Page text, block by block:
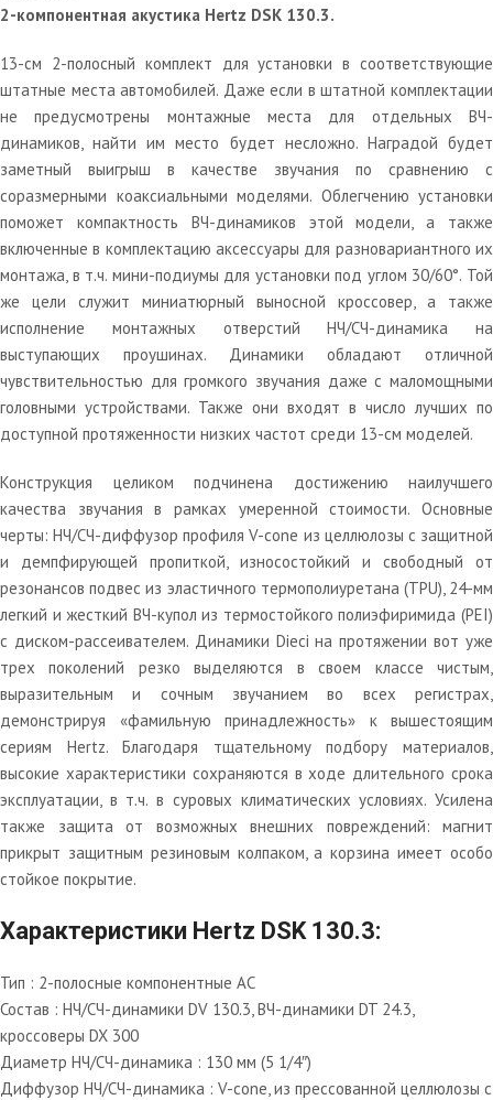
2-компонентная акустика Hertz DSK 130.3.
13-см 2-полосный комплект для установки в соответствующие
штатные места автомобилей. Даже если в штатной комплектации
не предусмотрены монтажные места для отдельных ВЧ-
динамиков, найти им место будет несложно. Наградой будет
заметный выигрыш в качестве звучания по сравнению с
соразмерными коаксиальными моделями. Облегчению установки
поможет компактность ВЧ-динамиков этой модели, а также
включенные в комплектацию аксессуары для разновариантного их
монтажа, в т.ч. мини-подиумы для установки под углом 30/60°. Той
же цели служит миниатюрный выносной кроссовер, а также
исполнение монтажных отверстий НЧ/СЧ-динамика на
выступающих проушинах. Динамики обладают отличной
чувствительностью для громкого звучания даже с маломощными
головными устройствами. Также они входят в число лучших по
доступной протяженности низких частот среди 13-см моделей.
Конструкция целиком подчинена достижению наилучшего
качества звучания в рамках умеренной стоимости. Основные
черты: НЧ/СЧ-диффузор профиля V-cone из целлюлозы с защитной
и демпфирующей пропиткой, износостойкий и свободный от
резонансов подвес из эластичного термополиуретана (TPU), 24-мм
легкий и жесткий ВЧ-купол из термостойкого полиэфиримида (PEI)
с диском-рассеивателем. Динамики Dieci на протяжении вот уже
трех поколений резко выделяются в своем классе чистым,
выразительным и сочным звучанием во всех регистрах,
демонстрируя «фамильную принадлежность» к вышестоящим
сериям Hertz. Благодаря тщательному подбору материалов,
высокие характеристики сохраняются в ходе длительного срока
эксплуатации, в т.ч. в суровых климатических условиях. Усилена
также защита от возможных внешних повреждений: магнит
прикрыт защитным резиновым колпаком, а корзина имеет особо
стойкое покрытие.
Характеристики Hertz DSK 130.3:
Тип : 2-полосные компонентные АС
Состав : НЧ/СЧ-динамики DV 130.3, ВЧ-динамики DT 24.3,
кроссоверы DX 300
Диаметр НЧ/СЧ-динамика : 130 мм (5 1/4″)
Диффузор НЧ/СЧ-динамика : V-cone, из прессованной целлюлозы с